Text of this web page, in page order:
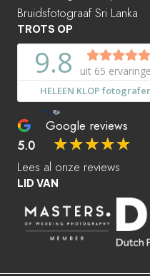
Bruidsfotograaf Sri Lanka
TROTS OP
Google reviews
5.0
☆☆☆☆☆
Lees al onze reviews
LID VAN